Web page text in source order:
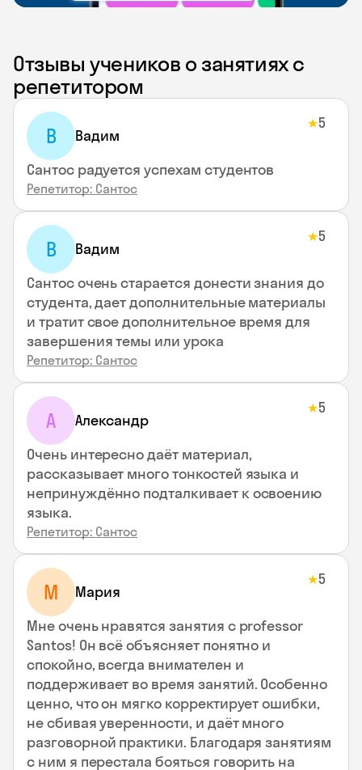
Отзывы учеников о занятиях с
репетитором
В Вадим
★5
Сантос радуется успехам студентов
Репетитор: Сантос
В Вадим
★5
Сантос очень старается донести знания до
студента, дает дополнительные материалы
и тратит свое дополнительное время для
завершения темы или урока
Репетитор: Сантос
А Александр
★5
Очень интересно даёт материал,
рассказывает много тонкостей языка и
непринуждённо подталкивает к освоению
языка.
Репетитор: Сантос
М Мария
★5
Мне очень нравятся занятия с professor
Santos! Он всё объясняет понятно и
спокойно, всегда внимателен и
поддерживает во время занятий. Особенно
ценно, что он мягко корректирует ошибки,
не сбивая уверенности, и даёт много
разговорной практики. Благодаря занятиям
с ним я перестала бояться говорить на